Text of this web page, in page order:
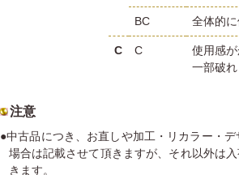
BC 全体的
C C
使用感
一部破
注意
●中古品につき、お直しや加工・リカラー・
場合は記載させて頂きますが、それ以外は
きます。